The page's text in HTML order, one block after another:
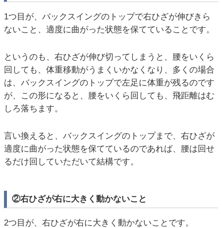
1つ目が、バックスイングのトップで右ひざが伸びきら
ないこと、適度に曲がった状態を保てていることです。
というのも、右ひざが伸び切ってしまうと、腰をいくら
回しても、体重移動がうまくいかなくなり、多くの場合
は、バックスイングのトップで左足に体重が残るのです
が、この形になると、腰をいくら回しても、飛距離はむ
しろ落ちます。
言い換えると、バックスイングのトップまで、右ひざが
適度に曲がった状態を保てているのであれば、腰は回せ
るだけ回していただいて結構です。
②右ひざが右に大きく動かないこと
2つ目が、右ひざが右に大きく動かないことです。